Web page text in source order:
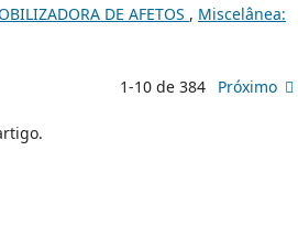
DE AFETOS , Miscelânea:
1-10 de 384 Próximo